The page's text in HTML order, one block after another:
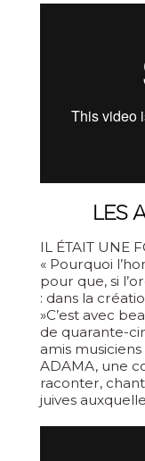
LES
IL ÉTAIT UNE
« Pourquoi
pour que, si
: dans la
»C’est avec
de quarante-
amis
ADAMA, une
raconter,
juives